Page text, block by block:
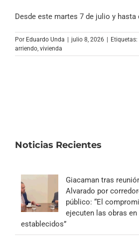
Especiales
Archivo
Desde este martes 7 de julio y hasta
Por Eduardo Unda julio 8, 2026 Etiquetas:
arriendo, vivienda
Noticias Recientes
Giacaman tras
Alvarado por
público: “El
ejecuten las obras
establecidos”